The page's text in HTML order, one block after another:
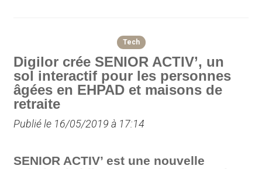
Tech
Digilor crée SENIOR ACTIV’, un
sol interactif pour les personnes
âgées en EHPAD et maisons de
retraite
Publié le 16/05/2019 à 17:14
SENIOR ACTIV’ est une nouvelle